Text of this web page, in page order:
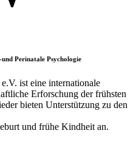
Perinatale Psychologie
ist eine internationale
Erforschung der frühsten
bieten Unterstützung zu den
und frühe Kindheit an.